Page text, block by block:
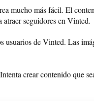
mucho más fácil. El
seguidores en Vinted.
de Vinted. Las
crear contenido que